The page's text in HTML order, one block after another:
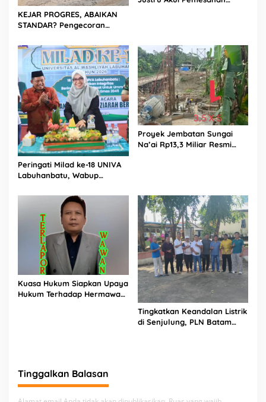
KEJAR PROGRES, ABAIKAN
STANDAR? Pengecoran
Rp87,34 Miliar Sukma Nias,
Konsultan, Pengawas dan
PPK Bungkam
Peringati Milad ke-18 UNIVA
Labuhanbatu, Wabup
Unggul Menuju Indonesia
Proyek Jembatan Sungai
Na’ai Rp13,3 Miliar Resmi
Kuasa Hukum Siapkan Upaya
Hukum Terhadap Hermawan
Tingkatkan Keandalan Listrik
di Senjulung, PLN Batam
Tinggalkan Balasan